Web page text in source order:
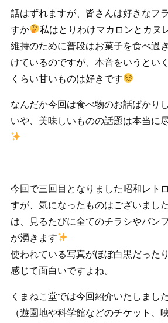
話はずれますが、皆さんは好きなフ
すか
私はとりわけマカロンとカヌ
維持のために普段はお菓子を食べ過
けているのですが、本音をいうとい
くらい甘いものは好きです
なんだか今回は食べ物のお話ばかり
いや、美味しいものの話題は本当に
今回で三回目となりました昭和レト
すが、気になったものはございまし
は、見るたびに全てのチラシやパン
が湧きます
使われている写真がほぼ白黒だった
感じて面白いですよね。
くまねこ堂では今回紹介いたしまし
（遊園地や科学館などのチケット、